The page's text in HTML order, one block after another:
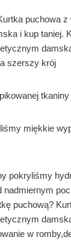
puchowa z
i kup taniej.
szerszy krój
tkaniny
miękkie
pokryliśmy
puchową?
w